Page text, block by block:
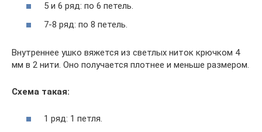
5 и 6 ряд: по 6 петель.
7-8 ряд: по 8 петель.
Внутреннее ушко вяжется из светлых ниток крючком 4
мм в 2 нити. Оно получается плотнее и меньше размером.
Схема такая:
1 ряд: 1 петля.